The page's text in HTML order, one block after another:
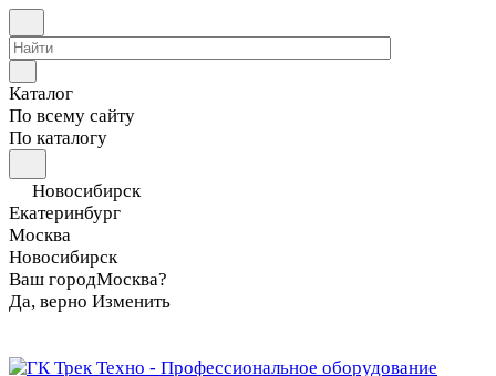
Каталог
По всему сайту
По каталогу
Новосибирск
Екатеринбург
Москва
Новосибирск
Ваш городМосква?
Да, верно Изменить